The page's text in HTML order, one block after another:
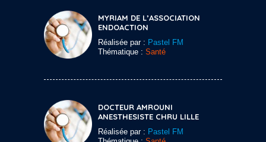
MYRIAM DE L’ASSOCIATION
ENDOACTION
Réalisée par : Pastel FM
Thématique : Santé
DOCTEUR AMROUNI
ANESTHESISTE CHRU LILLE
Réalisée par : Pastel FM